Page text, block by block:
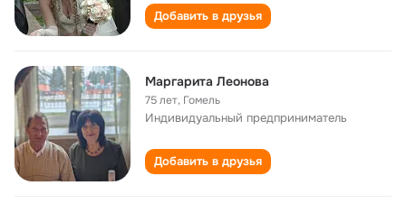
Добавить в друзья
Маргарита Леонова
75 лет, Гомель
Индивидуальный предприниматель
Добавить в друзья